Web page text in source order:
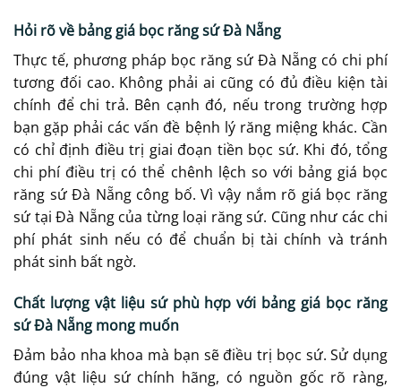
Hỏi rõ về bảng giá bọc răng sứ Đà Nẵng
Thực tế, phương pháp bọc răng sứ Đà Nẵng có chi phí
tương đối cao. Không phải ai cũng có đủ điều kiện tài
chính để chi trả. Bên cạnh đó, nếu trong trường hợp
bạn gặp phải các vấn đề bệnh lý răng miệng khác. Cần
có chỉ định điều trị giai đoạn tiền bọc sứ. Khi đó, tổng
chi phí điều trị có thể chênh lệch so với bảng giá bọc
răng sứ Đà Nẵng công bố. Vì vậy nắm rõ giá bọc răng
sứ tại Đà Nẵng của từng loại răng sứ. Cũng như các chi
phí phát sinh nếu có để chuẩn bị tài chính và tránh
phát sinh bất ngờ.
Chất lượng vật liệu sứ phù hợp với bảng giá bọc răng
sứ Đà Nẵng mong muốn
Đảm bảo nha khoa mà bạn sẽ điều trị bọc sứ. Sử dụng
đúng vật liệu sứ chính hãng, có nguồn gốc rõ ràng,